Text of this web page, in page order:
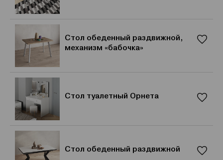
Стол обеденный раздвижной,
механизм «бабочка»
Стол туалетный Орнета
Стол обеденный раздвижной